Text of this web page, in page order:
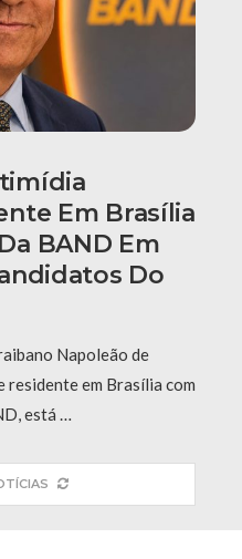
Em Brasília
BAND Em
Do
Napoleão de
residente em Brasília com
está …